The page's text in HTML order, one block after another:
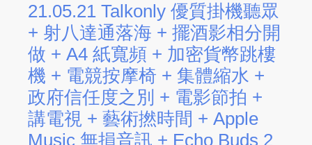
talkonly
21.05.21 Talkonly 優質掛機聽眾
+ 射八達通落海 + 擺酒影相分開
做 + A4 紙寬頻 + 加密貨幣跳樓
機 + 電競按摩椅 + 集體縮水 +
政府信任度之別 + 電影節拍 +
講電視 + 藝術撚時間 + Apple
Music 無損音訊 + Echo Buds 2